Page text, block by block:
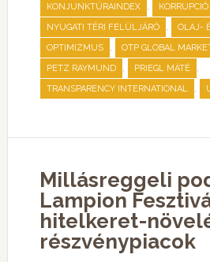
KONJUNKTÚRAINDEX , KORRUPCIÓ
NYUGATI TÉRI FELÜLJÁRÓ , OLAJ-
OPTIMIZMUS , OTP GLOBAL
PETZ RAYMUND , PRIEGL MÁTÉ ,
TRANSPARENCY INTERNATIONAL ,
Millásreggeli
Lampion
hitelkeret-
részvénypiacok